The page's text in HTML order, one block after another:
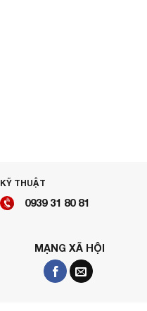
KỸ THUẬT
0939 31 80 81
MẠNG XÃ HỘI